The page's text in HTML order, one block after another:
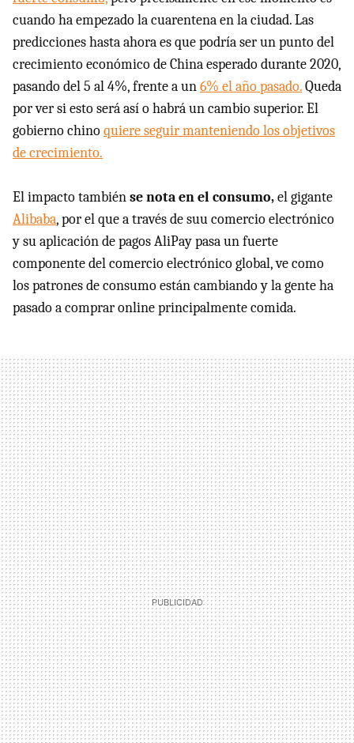
cuando ha empezado la cuarentena en la ciudad. Las
predicciones hasta ahora es que podría ser un punto del
crecimiento económico de China esperado durante 2020,
pasando del 5 al 4%, frente a un6% el año pasado.Queda
por ver si esto será así o habrá un cambio superior. El
gobierno chinoquiere seguir manteniendo los objetivos
de crecimiento.
El impacto tambiénse nota en el consumo,el gigante
Alibaba, por el que a través de suu comercio electrónico
y su aplicación de pagos AliPay pasa un fuerte
componente del comercio electrónico global, ve como
los patrones de consumo están cambiando y la gente ha
pasado a comprar online principalmente comida.